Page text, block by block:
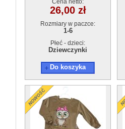
Cena netto:
26,00 zł
Rozmiary w paczce:
1-6
Płeć - dzieci:
Dziewczynki
Do koszyka